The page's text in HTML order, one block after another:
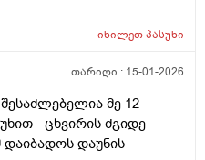
ხანგრძლივობიფ
იხილეთპასუხი
თარიღი : 15-01-2026
მე 12
- ცხვირის ძგიდე
დაიბადოს დაუნის